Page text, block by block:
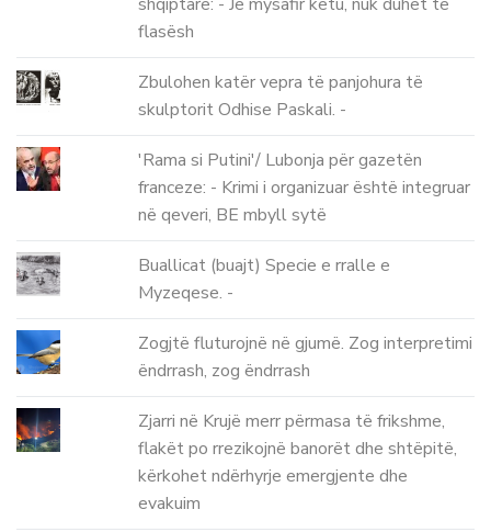
shqiptare: - Je mysafir këtu, nuk duhet të
flasësh
Zbulohen katër vepra të panjohura të
skulptorit Odhise Paskali. -
'Rama si Putini'/ Lubonja për gazetën
franceze: - Krimi i organizuar është integruar
në qeveri, BE mbyll sytë
Buallicat (buajt) Specie e rralle e
Myzeqese. -
Zogjtë fluturojnë në gjumë. Zog interpretimi
ëndrrash, zog ëndrrash
Zjarri në Krujë merr përmasa të frikshme,
flakët po rrezikojnë banorët dhe shtëpitë,
kërkohet ndërhyrje emergjente dhe
evakuim